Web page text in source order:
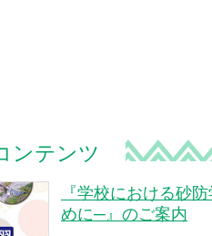
ンテンツ
『学校における砂
めに─』のご案内